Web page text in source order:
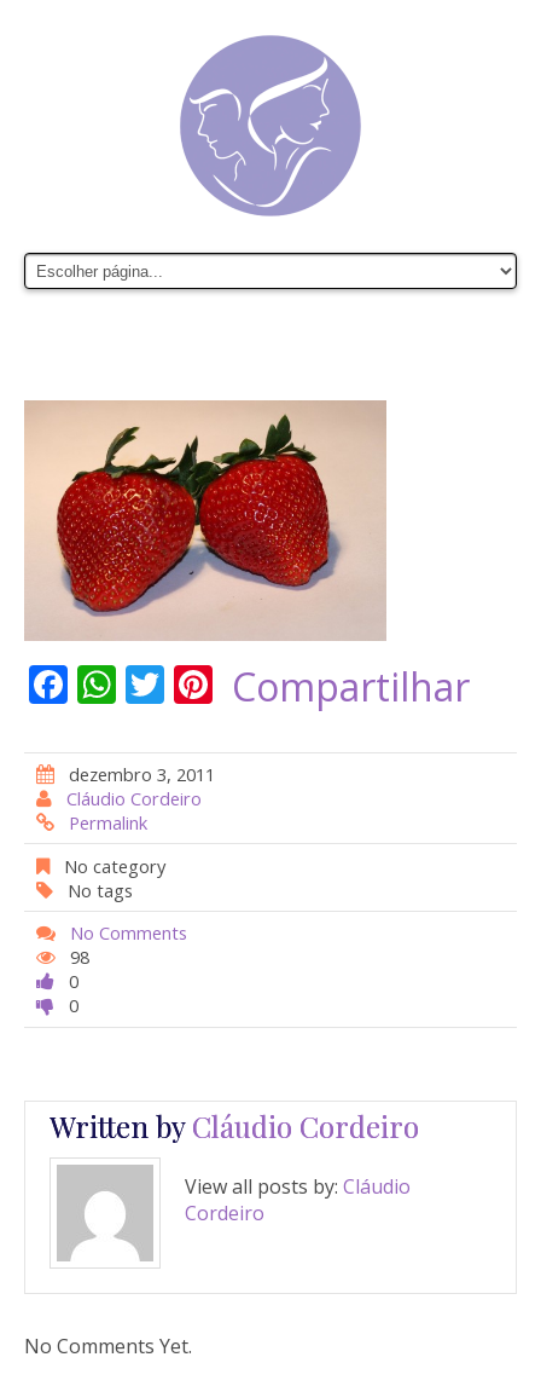
F
e
b
o
o
k
W
at
s
A
p
p
T
itt
er
Pi
er
st
Compartilhar
dezembro 3, 2011
Cláudio Cordeiro
Permalink
No category
No tags
No Comments
98
0
0
Written byCláudio Cordeiro
View all posts by: Cláudio
Cordeiro
No Comments Yet.